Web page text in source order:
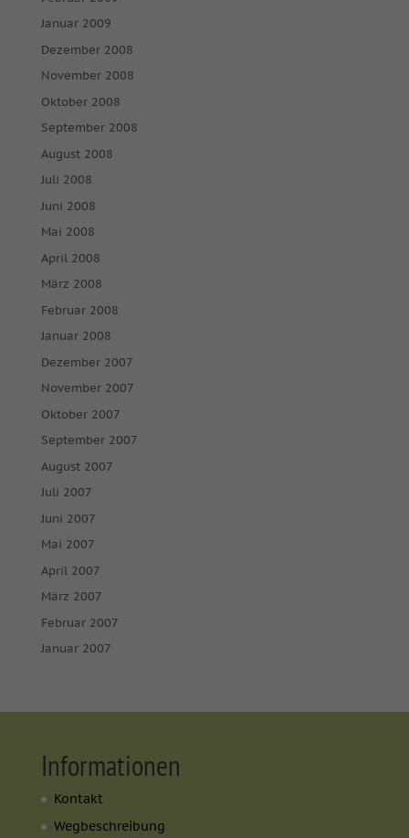
Januar 2009
Dezember 2008
November 2008
Oktober 2008
September 2008
August 2008
Juli 2008
Juni 2008
Mai 2008
April 2008
März 2008
Februar 2008
Januar 2008
Dezember 2007
November 2007
Oktober 2007
September 2007
August 2007
Juli 2007
Juni 2007
Mai 2007
April 2007
März 2007
Februar 2007
Januar 2007
Informationen
Kontakt
Wegbeschreibung